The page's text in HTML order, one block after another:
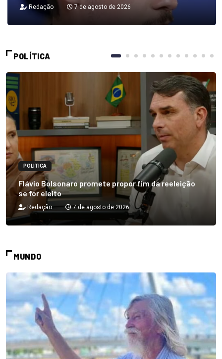
Redação 7 de agosto de 2026
POLÍTICA
POLÍTICA
Flávio Bolsonaro promete propor fim da reeleição
se for eleito
Redação 7 de agosto de 2026
MUNDO